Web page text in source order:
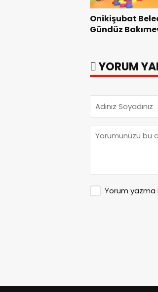
Onikişubat
Gündüz
YORUM
Yorum yazma